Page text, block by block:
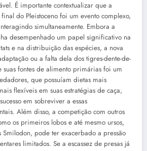
É importante contextualizar que a
do Pleistoceno foi um evento complexo,
simultaneamente. Embora a
desempenhado um papel significativo na
e na distribuição das espécies, a nova
ou a falta dela dos tigres-dente-de-
fontes de alimento primárias foi um
que possuíam dietas mais
flexíveis em suas estratégias de caça,
em sobreviver a essas
Além disso, a competição com outros
os primeiros lobos e até mesmo ursos,
Smilodon, pode ter exacerbado a pressão
limitados. Se a escassez de presas já